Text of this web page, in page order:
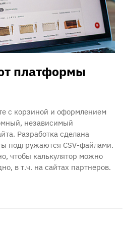
платформы
с корзиной и оформлением
независимый
Разработка сделана
подгружаются CSV-файлами.
чтобы калькулятор можно
в т.ч. на сайтах партнеров.